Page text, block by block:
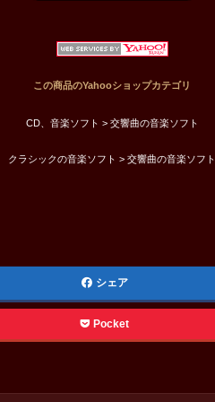
この商品のYahooショップカテゴリ
CD、音楽ソフト > 交響曲の音楽ソフト
クラシックの音楽ソフト > 交響曲の音楽ソフト
シェア
Pocket